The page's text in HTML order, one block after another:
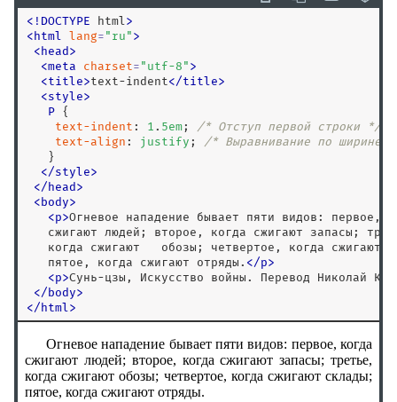
< ! DOCTYPE html >
< html lang= " ru " >
< head >
<meta charset= " utf-8 " >
<title>text-indent</title>
<style>
P {
text-indent : 1 . 5em;
/* Отступ первой строки */
text-align : justify ;
/* Выравнивание по ширине
   }
</style>
</ head >
< body>
<p>Огневое нападение бывает пяти видов:
сжигают людей; второе, когда сжигают запасы;
когда сжигают   обозы; четвертое, когда сжигают
   пятое, когда сжигают отряды.
</p>
<p>Сунь-цзы, Искусство войны. Перевод Николай
</ body>
</ html >
margin-inline-end
margin-inline-start
margin-left
margin-right
margin-top
marks
math-style
max-block-size
max-height
max-inline-size
max-width
min-block-size
min-height
min-inline-size
mix-blend-mode
object-fit